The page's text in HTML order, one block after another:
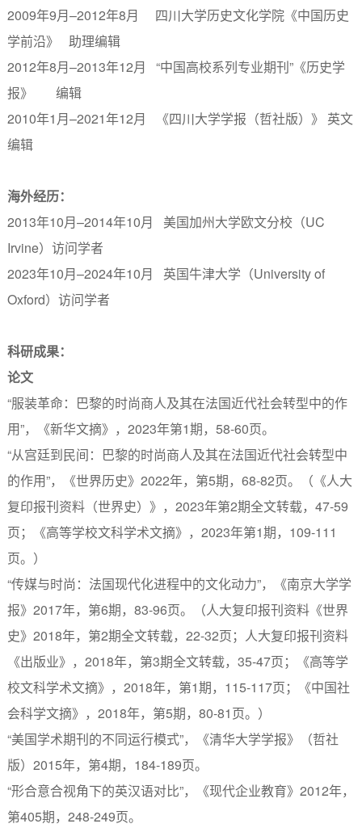
2009年9月–2012年8月 四川大学历史文化学院《中国历史
学前沿》 助理编辑
2012年8月–2013年12月 “中国高校系列专业期刊”《历史学
报》 编辑
2010年1月–2021年12月 《四川大学学报（哲社版）》 英文
编辑
海外经历：
2013年10月–2014年10月 美国加州大学欧文分校（UC
Irvine）访问学者
2023年10月–2024年10月 英国牛津大学（University of
Oxford）访问学者
科研成果：
论文
“服装革命：巴黎的时尚商人及其在法国近代社会转型中的作
用”，《新华文摘》，2023年第1期，58-60页。
“从宫廷到民间：巴黎的时尚商人及其在法国近代社会转型中
的作用”，《世界历史》2022年，第5期，68-82页。（《人大
复印报刊资料（世界史）》，2023年第2期全文转载，47-59
页；《高等学校文科学术文摘》，2023年第1期，109-111
页。）
“传媒与时尚：法国现代化进程中的文化动力”，《南京大学学
报》2017年，第6期，83-96页。（人大复印报刊资料《世界
史》2018年，第2期全文转载，22-32页；人大复印报刊资料
《出版业》，2018年，第3期全文转载，35-47页；《高等学
校文科学术文摘》，2018年，第1期，115-117页；《中国社
会科学文摘》，2018年，第5期，80-81页。）
“美国学术期刊的不同运行模式”，《清华大学学报》（哲社
版）2015年，第4期，184-189页。
“形合意合视角下的英汉语对比”，《现代企业教育》2012年，
第405期，248-249页。